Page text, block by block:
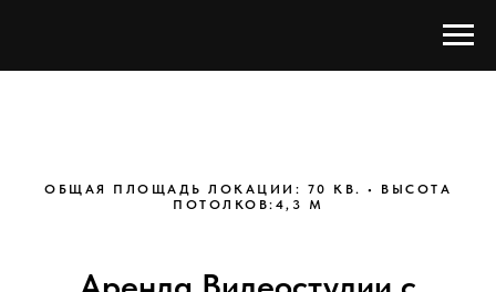
ОБЩАЯ ПЛОЩАДЬ ЛОКАЦИИ: 70 КВ. • ВЫСОТА
ПОТОЛКОВ:4,3 М